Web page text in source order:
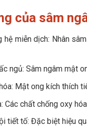
của sâm
hệ miễn dịch: Nhân
ngủ: Sâm ngâm mật
Mật ong kích thích
Các chất chống oxy
tiết tố: Đặc biệt hiệu